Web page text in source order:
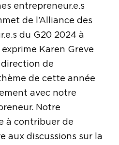
entrepreneur.e.s
de l’Alliance des
du G20 2024 à
Karen Greve
de
de cette année
avec notre
Notre
à contribuer de
aux discussions sur la